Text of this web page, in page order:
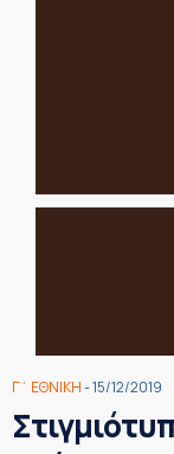
Γ΄ ΕΘΝΙΚΗ- 15/12/2019